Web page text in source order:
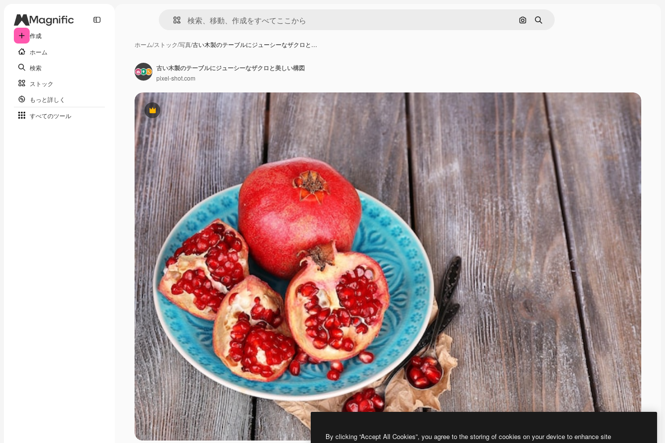
作成
ホーム
検索
ストック
もっと詳しく
すべてのツール
画像で検索
検索
ホーム/ストック/写真/古い木製のテーブルにジューシーなザクロと…
Premium
古い木製のテーブルにジューシーなザクロと美しい構図
pixel-shot.com
By clicking “Accept All Cookies”, you agree to the storing of cookies on your device to enhance site